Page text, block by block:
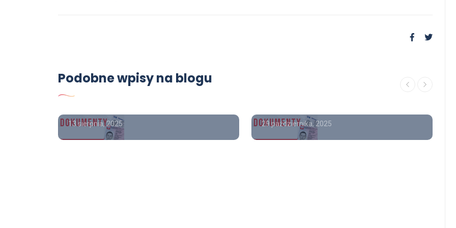
Podobne wpisy na blogu
Gdzie kupić wykształcenie
średnie?
13 sierpnia, 2025 29 października, 2025
Gdzie kupić świadectwo